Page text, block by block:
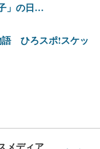
」の日…
ひろスポ!スケッ